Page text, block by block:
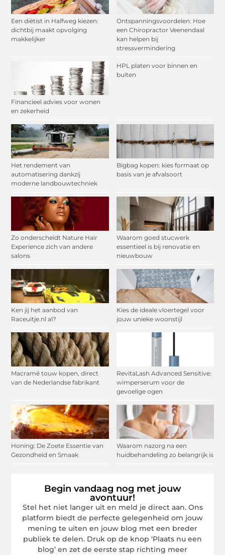
Een diëtist in Halfweg kiezen:
dichtbij maakt opvolging
makkelijker
Ontspanningsvoordelen: Hoe
een Chiropractor Veenendaal
kan helpen bij
stressvermindering
Financieel advies voor wonen
en zekerheid
HPL platen voor binnen en
buiten
Het rendement van
automatisering dankzij
moderne landbouwtechniek
Bigbag kopen: kies formaat op
basis van je afvalsoort
Zo onderscheidt Nature Hair
Experience zich van andere
salons
Waarom goed stucwerk
essentieel is bij renovatie en
nieuwbouw
Ken jij het aanbod van
Raceuitje.nl al?
Kies de ideale vloertegel voor
jouw unieke woonstijl
Macramé touw kopen, direct
van de Nederlandse fabrikant
RevitaLash Advanced Sensitive:
wimperserum voor de
gevoelige ogen
Honing: De Zoete Essentie van
Gezondheid en Smaak
Waarom nazorg na een
huidbehandeling zo belangrijk is
Begin vandaag nog met jouw
avontuur!
Stel het niet langer uit en meld je direct aan. Ons
platform biedt de perfecte gelegenheid om jouw
mening te uiten en jouw blog met een breder
publiek te delen. Druk op de knop ‘Plaats nu een
blog’ en zet de eerste stap richting meer